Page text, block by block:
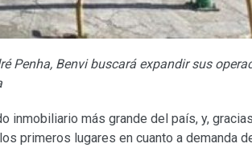
Penha, Benvi buscará expandir sus
inmobiliario más grande del país, y,
primeros lugares en cuanto a demanda